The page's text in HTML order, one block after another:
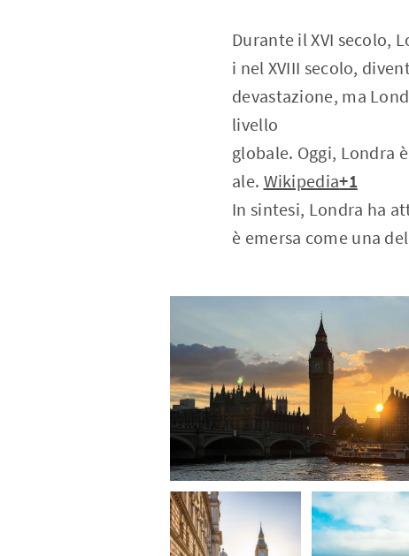
Durante il XVI secolo,
i nel XVIII secolo,
devastazione, ma
livello
globale. Oggi, Londra
ale. Wikipedia+1
In sintesi, Londra ha
è emersa come una